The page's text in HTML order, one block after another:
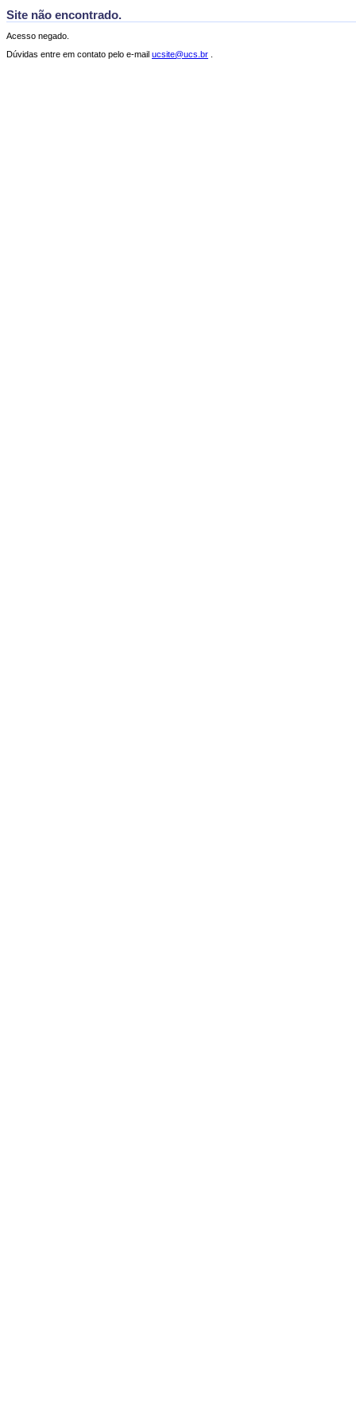
Site não encontrado.
Acesso negado.
Dúvidas entre em contato pelo e-mail ucsite@ucs.br